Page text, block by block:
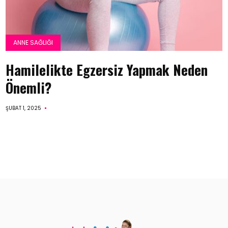
ANNE SAĞLIĞI
Hamilelikte Egzersiz Yapmak Neden
Önemli?
ŞUBAT 1, 2025